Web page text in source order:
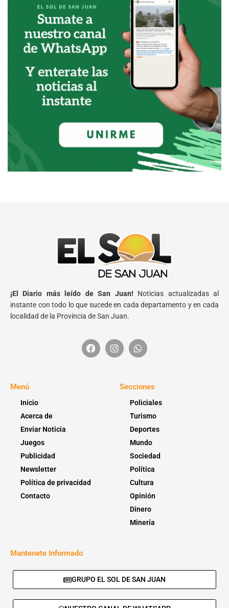
¡El Diario más leído de San Juan! Noticias actualizadas al
instante con todo lo que sucede en cada departamento y en cada
localidad de la Provincia de San Juan.
Menú
Inicio
Acerca de
Enviar Noticia
Juegos
Publicidad
Newsletter
Política de privacidad
Contacto
Secciones
Policiales
Turismo
Deportes
Mundo
Sociedad
Política
Cultura
Opinión
Dinero
Minería
Mantenete Informado
GRUPO EL SOL DE SAN JUAN